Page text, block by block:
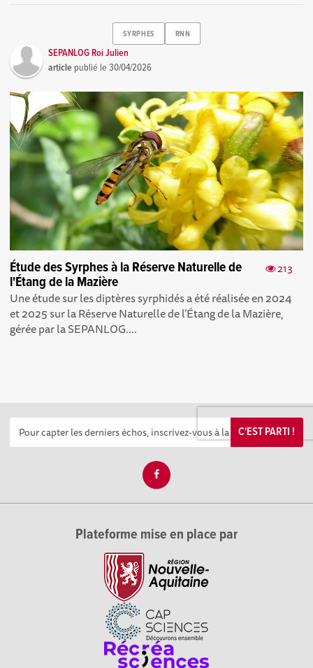
SYRPHES RNN
SEPANLOG Roi Julien
article publié le30/04/2026
213
Étude des Syrphes à la Réserve Naturelle de
l'Étang de la Mazière
Une étude sur les diptères syrphidés a été réalisée en 2024
et 2025 sur la Réserve Naturelle de l’Étang de la Mazière,
gérée par la SEPANLOG....
C'EST PARTI !
Plateforme mise en place par